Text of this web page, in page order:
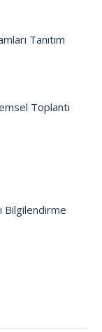
Tanıtım
Toplantı
Bilgilendirme